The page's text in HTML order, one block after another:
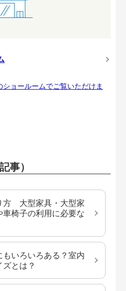
ョールームでご覧いただけま
事）
方 大型家具・大型家
車椅子の利用に必要な
もいろいろある？室内
ズとは？